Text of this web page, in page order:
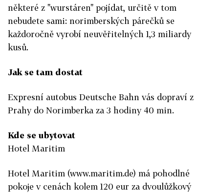
některé z "wurstáren" pojídat, určitě v tom
nebudete sami: norimberských párečků se
každoročně vyrobí neuvěřitelných 1,3 miliardy
kusů.
Jak se tam dostat
Expresní autobus Deutsche Bahn vás dopraví z
Prahy do Norimberka za 3 hodiny 40 min.
Kde se ubytovat
Hotel Maritim
Hotel Maritim (www.maritim.de) má pohodlné
pokoje v cenách kolem 120 eur za dvoulůžkový